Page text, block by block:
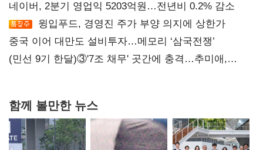
네이버, 2분기 영업익 5203억원…전년비 0.2% 감소
윙입푸드, 경영진 주가 부양 의지에 상한가
중국 이어 대만도 설비투자…메모리 ‘삼국전쟁’
(민선 9기 한달)③'7조 채무' 곳간에 충격…추미애,
함께 볼만한 뉴스